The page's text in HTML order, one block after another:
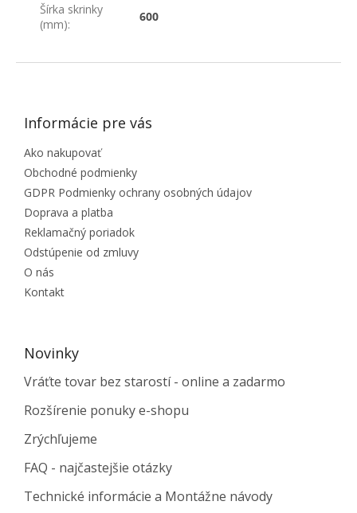
Šírka skrinky
(mm):
600
ZÁPÄTIE
Informácie pre vás
Ako nakupovať
Obchodné podmienky
GDPR Podmienky ochrany osobných údajov
Doprava a platba
Reklamačný poriadok
Odstúpenie od zmluvy
O nás
Kontakt
Novinky
Vráťte tovar bez starostí - online a zadarmo
Rozšírenie ponuky e-shopu
Zrýchľujeme
FAQ - najčastejšie otázky
Technické informácie a Montážne návody